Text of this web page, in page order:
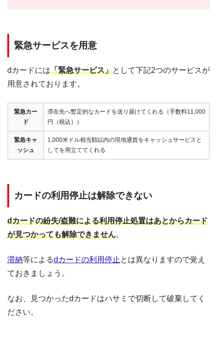
スイス
ドイツ 00-800-12121212
ノルウェー 00-800-12121212
ハンガリー
ベルギー 00-800-12121212
モナコ
韓国（※） 001-800-12121212
緊急サービスを用意
dカードには「緊急サービス」として下記2つのサービスが
用意されております。
緊急カー
ド
滞在先へ暫定的なカードを送り届けてくれる（手数料11,000
円（税込））
緊急キャ
ッシュ
1,000米ドル相当額以内の現地通貨をキャッシュサービスと
してを用立ててくれる
カードの利用停止は解除できない
dカードの紛失/盗難による利用停止処置はあとからカード
が見つかっても解除できません。
滞納等によるdカードの利用停止 とは異なりますので覚え
ておきましょう。
なお、見つかったdカードはハサミで切断して破棄してく
ださい。